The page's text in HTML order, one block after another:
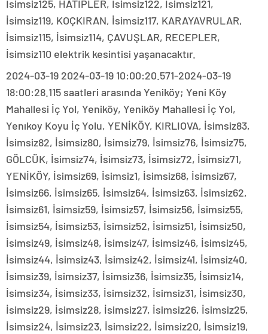
İsimsiz125, HATİPLER, İsimsiz122, İsimsiz121,
İsimsiz119, KOÇKIRAN, İsimsiz117, KARAYAVRULAR,
İsimsiz115, İsimsiz114, ÇAVUŞLAR, RECEPLER,
İsimsiz110 elektrik kesintisi yaşanacaktır.
2024-03-19 2024-03-19 10:00:20.571-2024-03-19
18:00:28.115 saatleri arasında Yeniköy; Yeni Köy
Mahallesi İç Yol, Yeniköy, Yeniköy Mahallesi İç Yol,
Yenıkoy Koyu İç Yolu, YENİKÖY, KIRLIOVA, İsimsiz83,
İsimsiz82, İsimsiz80, İsimsiz79, İsimsiz76, İsimsiz75,
GÖLCÜK, İsimsiz74, İsimsiz73, İsimsiz72, İsimsiz71,
YENİKÖY, İsimsiz69, İsimsiz1, İsimsiz68, İsimsiz67,
İsimsiz66, İsimsiz65, İsimsiz64, İsimsiz63, İsimsiz62,
İsimsiz61, İsimsiz59, İsimsiz57, İsimsiz56, İsimsiz55,
İsimsiz54, İsimsiz53, İsimsiz52, İsimsiz51, İsimsiz50,
İsimsiz49, İsimsiz48, İsimsiz47, İsimsiz46, İsimsiz45,
İsimsiz44, İsimsiz43, İsimsiz42, İsimsiz41, İsimsiz40,
İsimsiz39, İsimsiz37, İsimsiz36, İsimsiz35, İsimsiz14,
İsimsiz34, İsimsiz33, İsimsiz32, İsimsiz31, İsimsiz30,
İsimsiz29, İsimsiz28, İsimsiz27, İsimsiz26, İsimsiz25,
İsimsiz24, İsimsiz23, İsimsiz22, İsimsiz20, İsimsiz19,